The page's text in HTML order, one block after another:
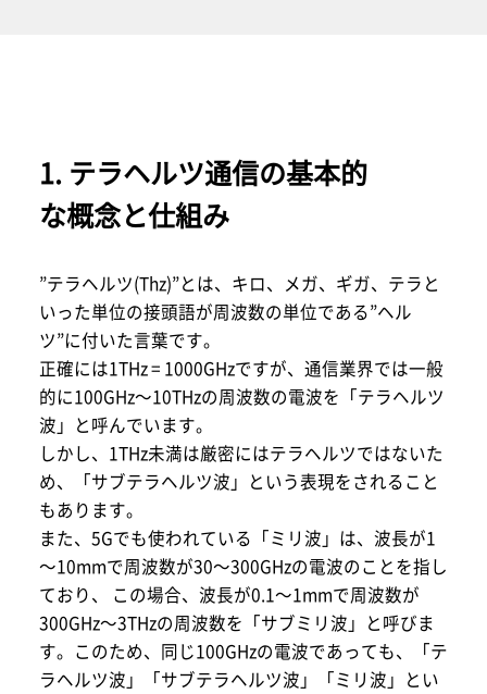
1. テラヘルツ通信の基本的
な概念と仕組み
”テラヘルツ(Thz)”とは、キロ、メガ、ギガ、テラと
いった単位の接頭語が周波数の単位である”ヘル
ツ”に付いた言葉です。
正確には1THz = 1000GHzですが、通信業界では一般
的に100GHz～10THzの周波数の電波を「テラヘルツ
波」と呼んでいます。
しかし、1THz未満は厳密にはテラヘルツではないた
め、「サブテラヘルツ波」という表現をされること
もあります。
また、5Gでも使われている「ミリ波」は、波長が1
～10mmで周波数が30～300GHzの電波のことを指し
ており、 この場合、波長が0.1～1mmで周波数が
300GHz～3THzの周波数を「サブミリ波」と呼びま
す。このため、同じ100GHzの電波であっても、「テ
ラヘルツ波」「サブテラヘルツ波」「ミリ波」とい